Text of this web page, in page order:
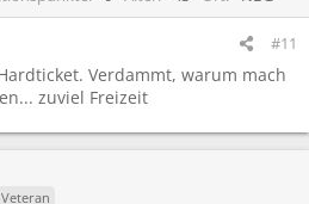
#11
Verdammt, warum mach
zuviel Freizeit
Veteran